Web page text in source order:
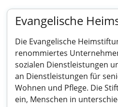
Evangelische
Die Evangelische
renommiertes
sozialen Dienstleistungen
an Dienstleistungen für
Wohnen und Pflege. Die
ein, Menschen in